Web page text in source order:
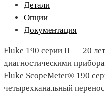
Детали
Опции
Документация
Fluke 190 серии II — 20
диагностическими
Fluke ScopeMeter® 190
четырехканальный